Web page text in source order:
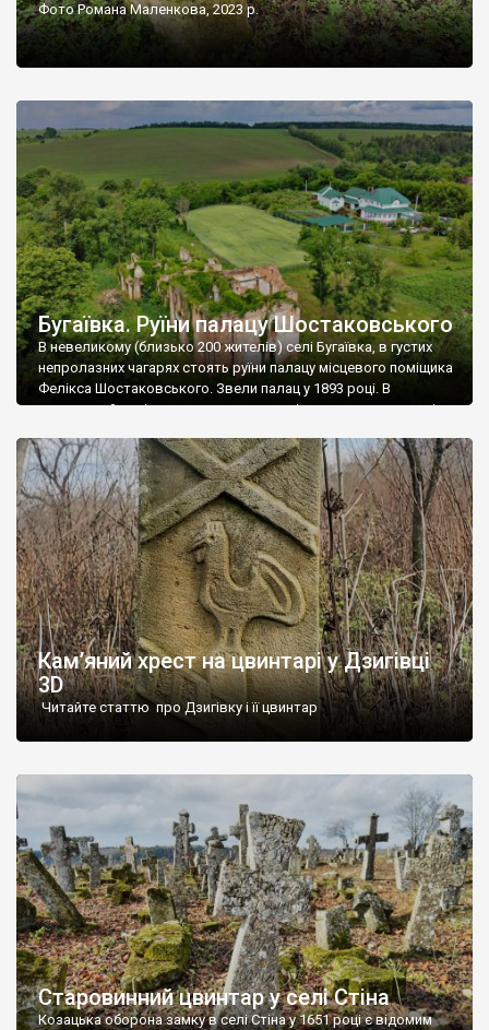
Фото Романа Маленкова, 2023 р.
Бугаївка. Руїни палацу Шостаковського
В невеликому (близько 200 жителів) селі Бугаївка, в густих
непролазних чагарях стоять руїни палацу місцевого поміщика
Фелікса Шостаковського. Звели палац у 1893 році. В
радянський період у ньому спочатку містилася школа, потім
століття тут розмістили туберкульозну лікарню. Коли із
палацу виїхала лікарня – ми точно не […]
Кам’яний хрест на цвинтарі у Дзигівці
3D
Читайте статтю про Дзигівку і її цвинтар
Старовинний цвинтар у селі Стіна
Козацька оборона замку в селі Стіна у 1651 році є відомим